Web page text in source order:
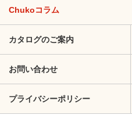
Chukoコラム
カタログのご案内
お問い合わせ
プライバシーポリシー